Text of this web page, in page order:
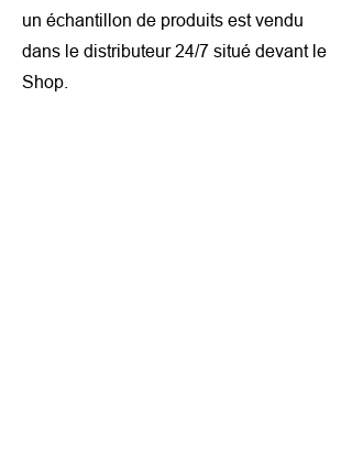
un échantillon de produits est vendu
dans le distributeur 24/7 situé devant le
Shop.